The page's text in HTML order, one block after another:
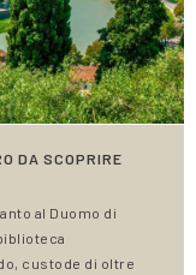
DA SCOPRIRE
al Duomo di
custode di oltre